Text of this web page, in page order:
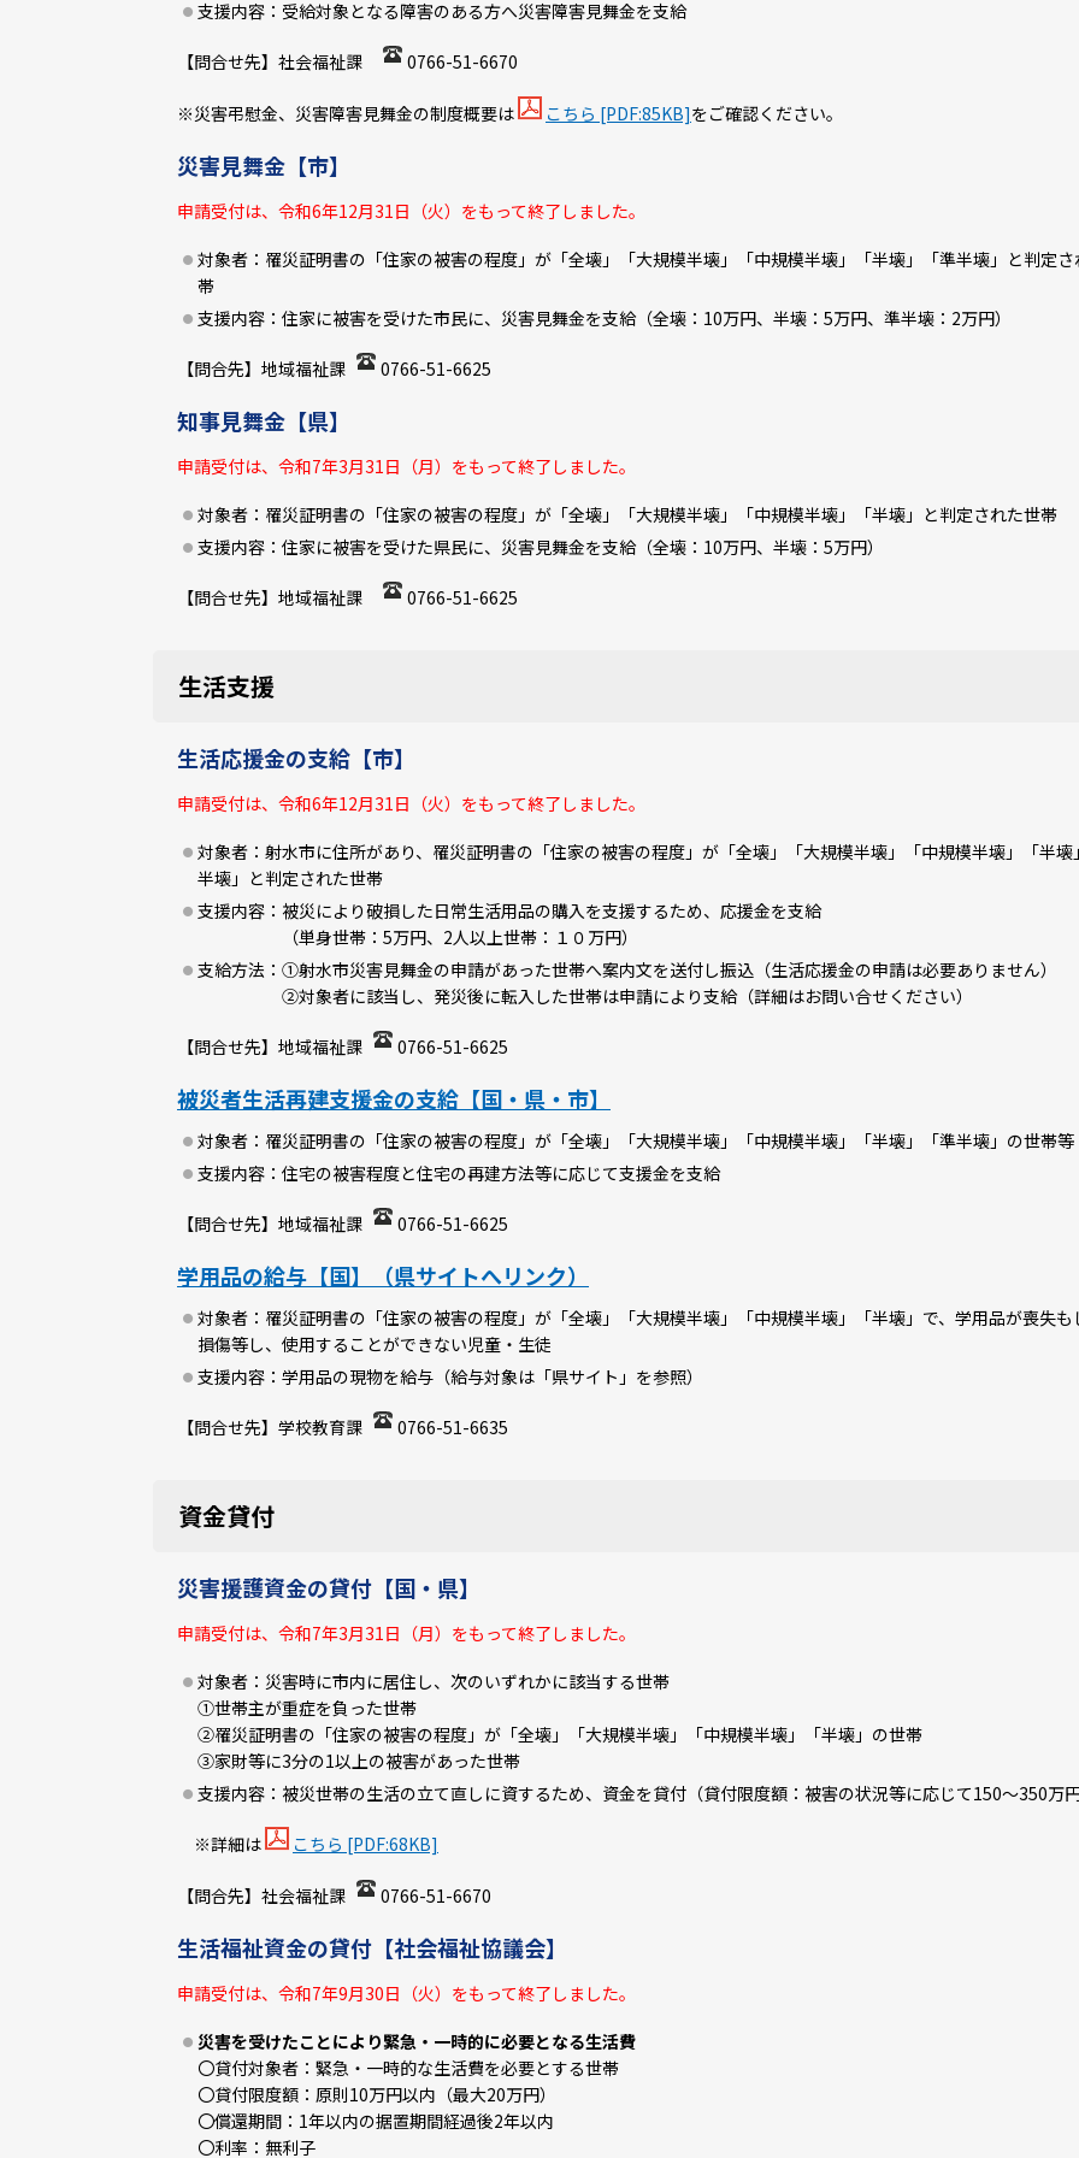
支援内容：受給対象となる障害のある方へ災害障害見舞金を支給
【問合せ先】社会福祉課 0766-51-6670
※災害弔慰金、災害障害見舞金の制度概要は こちら [PDF:85KB]をご確認ください。
災害見舞金【市】
申請受付は、令和6年12月31日（火）をもって終了しました。
対象者：罹災証明書の「住家の被害の程度」が「全壊」「大規模半壊」「中規模半壊」「半壊」「準半壊」と判定
帯
支援内容：住家に被害を受けた市民に、災害見舞金を支給（全壊：10万円、半壊：5万円、準半壊：2万円）
【問合先】地域福祉課 0766-51-6625
知事見舞金【県】
申請受付は、令和7年3月31日（月）をもって終了しました。
対象者：罹災証明書の「住家の被害の程度」が「全壊」「大規模半壊」「中規模半壊」「半壊」と判定された世帯
支援内容：住家に被害を受けた県民に、災害見舞金を支給（全壊：10万円、半壊：5万円）
【問合せ先】地域福祉課 0766-51-6625
生活支援
生活応援金の支給【市】
申請受付は、令和6年12月31日（火）をもって終了しました。
対象者：射水市に住所があり、罹災証明書の「住家の被害の程度」が「全壊」「大規模半壊」「中規模半壊」「半壊
半壊」と判定された世帯
支援内容：被災により破損した日常生活用品の購入を支援するため、応援金を支給
（単身世帯：5万円、2人以上世帯：１０万円）
支給方法：①射水市災害見舞金の申請があった世帯へ案内文を送付し振込（生活応援金の申請は必要ありません）
➁対象者に該当し、発災後に転入した世帯は申請により支給（詳細はお問い合せください）
【問合せ先】地域福祉課 0766-51-6625
被災者生活再建支援金の支給【国・県・市】
対象者：罹災証明書の「住家の被害の程度」が「全壊」「大規模半壊」「中規模半壊」「半壊」「準半壊」の世帯等
支援内容：住宅の被害程度と住宅の再建方法等に応じて支援金を支給
【問合せ先】地域福祉課 0766-51-6625
学用品の給与【国】（県サイトへリンク）
対象者：罹災証明書の「住家の被害の程度」が「全壊」「大規模半壊」「中規模半壊」「半壊」で、学用品が喪失も
損傷等し、使用することができない児童・生徒
支援内容：学用品の現物を給与（給与対象は「県サイト」を参照）
【問合せ先】学校教育課 0766-51-6635
資金貸付
災害援護資金の貸付【国・県】
申請受付は、令和7年3月31日（月）をもって終了しました。
対象者：災害時に市内に居住し、次のいずれかに該当する世帯
①世帯主が重症を負った世帯
②罹災証明書の「住家の被害の程度」が「全壊」「大規模半壊」「中規模半壊」「半壊」の世帯
③家財等に3分の1以上の被害があった世帯
支援内容：被災世帯の生活の立て直しに資するため、資金を貸付（貸付限度額：被害の状況等に応じて150～350万
※詳細は こちら [PDF:68KB]
【問合先】社会福祉課 0766-51-6670
生活福祉資金の貸付【社会福祉協議会】
申請受付は、令和7年9月30日（火）をもって終了しました。
災害を受けたことにより緊急・一時的に必要となる生活費
〇貸付対象者：緊急・一時的な生活費を必要とする世帯
〇貸付限度額：原則10万円以内（最大20万円）
〇償還期間：1年以内の据置期間経過後2年以内
〇利率：無利子